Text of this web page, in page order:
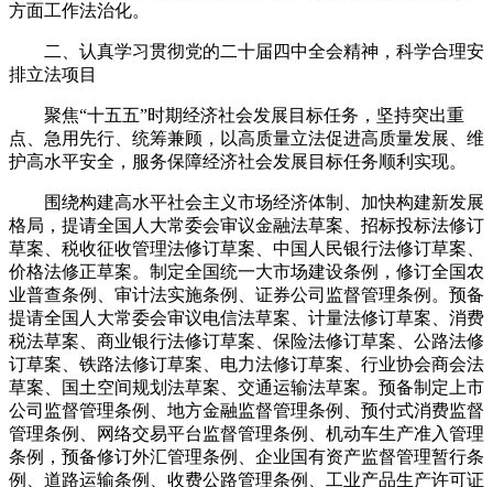
方面工作法治化。
二、认真学习贯彻党的二十届四中全会精神，科学合理安
排立法项目
聚焦“十五五”时期经济社会发展目标任务，坚持突出重
点、急用先行、统筹兼顾，以高质量立法促进高质量发展、维
护高水平安全，服务保障经济社会发展目标任务顺利实现。
围绕构建高水平社会主义市场经济体制、加快构建新发展
格局，提请全国人大常委会审议金融法草案、招标投标法修订
草案、税收征收管理法修订草案、中国人民银行法修订草案、
价格法修正草案。制定全国统一大市场建设条例，修订全国农
业普查条例、审计法实施条例、证券公司监督管理条例。预备
提请全国人大常委会审议电信法草案、计量法修订草案、消费
税法草案、商业银行法修订草案、保险法修订草案、公路法修
订草案、铁路法修订草案、电力法修订草案、行业协会商会法
草案、国土空间规划法草案、交通运输法草案。预备制定上市
公司监督管理条例、地方金融监督管理条例、预付式消费监督
管理条例、网络交易平台监督管理条例、机动车生产准入管理
条例，预备修订外汇管理条例、企业国有资产监督管理暂行条
例、道路运输条例、收费公路管理条例、工业产品生产许可证